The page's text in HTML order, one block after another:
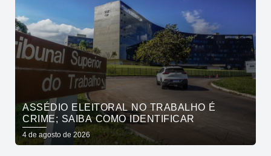
ASSÉDIO ELEITORAL NO TRABALHO É
CRIME; SAIBA COMO IDENTIFICAR
4 de agosto de 2026